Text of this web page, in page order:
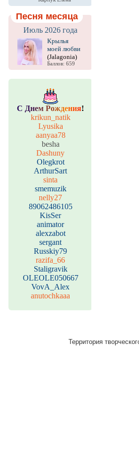
Песня месяца
Июль 2026 года
Крылья
моей любви
(Jalagonia)
Баллов: 659
С Днем Рождения!
krikun_natik
Lyusika
aanyaa78
besha
Dashuny
Olegkrot
ArthurSart
sinta
smemuzik
nelly27
89062486105
KisSer
animator
alexzabot
sergant
Russkiy79
razifa_66
Staligravik
OLEOLE050667
VovA_Alex
anutochkaaa
Территория